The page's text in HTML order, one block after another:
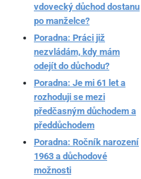
vdovecký důchod dostanu
po manželce?
Poradna: Práci již
nezvládám, kdy mám
odejít do důchodu?
Poradna: Je mi 61 let a
rozhoduji se mezi
předčasným důchodem a
předdůchodem
Poradna: Ročník narození
1963 a důchodové
možnosti